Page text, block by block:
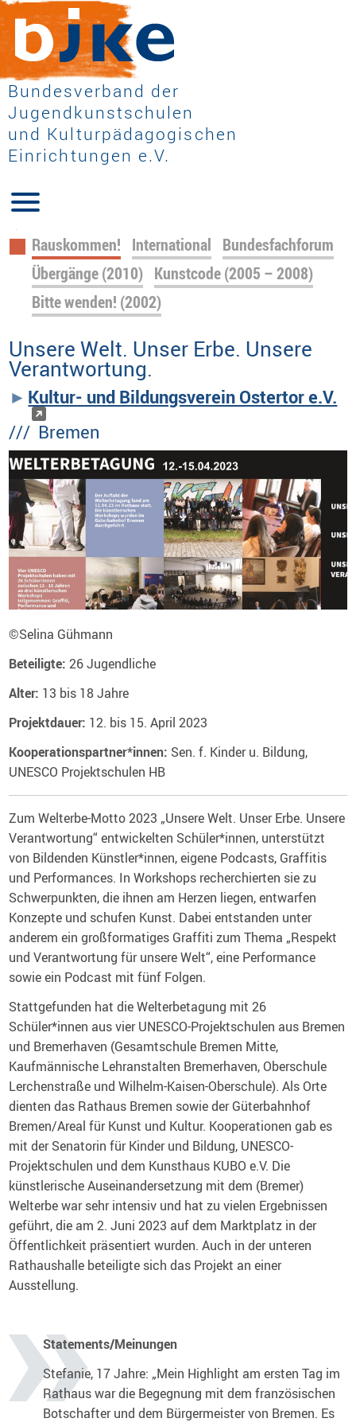
Bundesverband der
Jugendkunstschulen
und Kulturpädagogischen
Einrichtungen e.V.
Navigation
überspringen
Rauskommen! International Bundesfachforum
Übergänge (2010) Kunstcode (2005 – 2008)
Bitte wenden! (2002)
Unsere Welt. Unser Erbe. Unsere
Verantwortung.
Kultur- und Bildungsverein Ostertor e.V.
/// Bremen
©Selina Gühmann
Beteiligte:26 Jugendliche
Alter: 13 bis 18 Jahre
Projektdauer: 12. bis 15. April 2023
Kooperationspartner*innen: Sen. f. Kinder u. Bildung,
UNESCO Projektschulen HB
Zum Welterbe-Motto 2023 „Unsere Welt. Unser Erbe. Unsere
Verantwortung“ entwickelten Schüler*innen, unterstützt
von Bildenden Künstler*innen, eigene Podcasts, Graffitis
und Performances. In Workshops recherchierten sie zu
Schwerpunkten, die ihnen am Herzen liegen, entwarfen
Konzepte und schufen Kunst. Dabei entstanden unter
anderem ein großformatiges Graffiti zum Thema „Respekt
und Verantwortung für unsere Welt“, eine Performance
sowie ein Podcast mit fünf Folgen.
Stattgefunden hat die Welterbetagung mit 26
Schüler*innen aus vier UNESCO-Projektschulen aus Bremen
und Bremerhaven (Gesamtschule Bremen Mitte,
Kaufmännische Lehranstalten Bremerhaven, Oberschule
Lerchenstraße und Wilhelm-Kaisen-Oberschule). Als Orte
dienten das Rathaus Bremen sowie der Güterbahnhof
Bremen/Areal für Kunst und Kultur. Kooperationen gab es
mit der Senatorin für Kinder und Bildung, UNESCO-
Projektschulen und dem Kunsthaus KUBO e.V. Die
künstlerische Auseinandersetzung mit dem (Bremer)
Welterbe war sehr intensiv und hat zu vielen Ergebnissen
geführt, die am 2. Juni 2023 auf dem Marktplatz in der
Öffentlichkeit präsentiert wurden. Auch in der unteren
Rathaushalle beteiligte sich das Projekt an einer
Ausstellung.
Statements/Meinungen
Stefanie, 17 Jahre: „Mein Highlight am ersten Tag im
Rathaus war die Begegnung mit dem französischen
Botschafter und dem Bürgermeister von Bremen. Es